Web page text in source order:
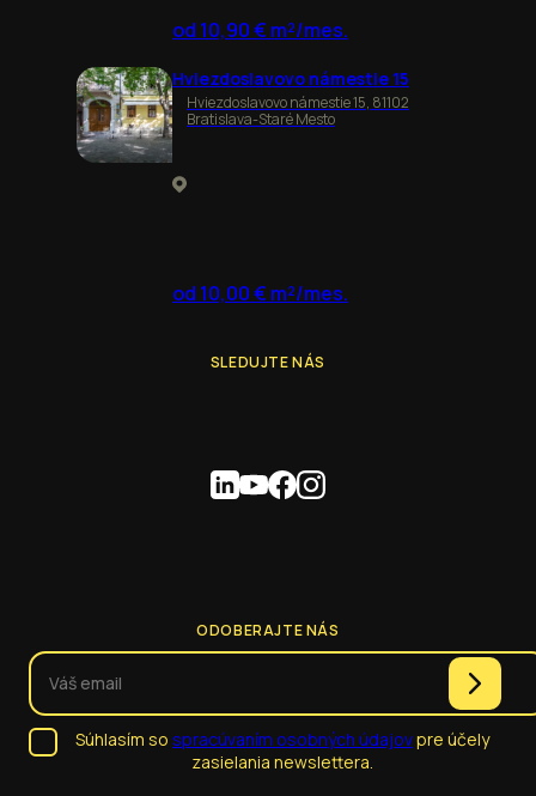
od 10,90 € m²/mes.
Hviezdoslavovo námestie 15
Hviezdoslavovo námestie 15, 81102
Bratislava-Staré Mesto
od 10,00 € m²/mes.
SLEDUJTE NÁS
ODOBERAJTE NÁS
Súhlasím so spracúvaním osobných údajovpre účely
zasielania newslettera.